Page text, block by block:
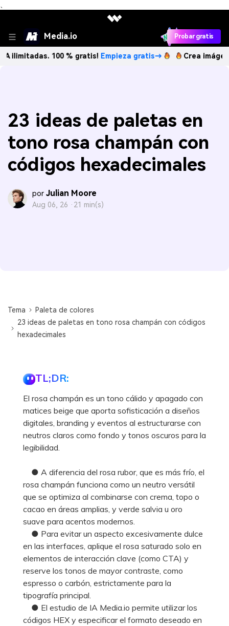
、
Media.io Probar gratis
100 % gratis!Empieza gratis→ Crea imágenes IA
23 ideas de paletas en
tono rosa champán con
códigos hexadecimales
por Julian Moore
Aug 06, 26 · 21 min(s)
Tema
Paleta de colores
23 ideas de paletas en tono rosa champán con códigos
hexadecimales
TL;DR:
El rosa champán es un tono cálido y apagado con
matices beige que aporta sofisticación a diseños
digitales, branding y eventos al estructurarse con
neutros claros como fondo y tonos oscuros para la
legibilidad.
● A diferencia del rosa rubor, que es más frío, el
rosa champán funciona como un neutro versátil
que se optimiza al combinarse con crema, topo o
cacao en áreas amplias, y verde salvia u oro
suave para acentos modernos.
● Para evitar un aspecto excesivamente dulce
en las interfaces, aplique el rosa saturado solo en
elementos de interacción clave (como CTA) y
reserve los tonos de mayor contraste, como
espresso o carbón, estrictamente para la
tipografía principal.
● El estudio de IA Media.io permite utilizar los
códigos HEX y especificar el formato deseado en